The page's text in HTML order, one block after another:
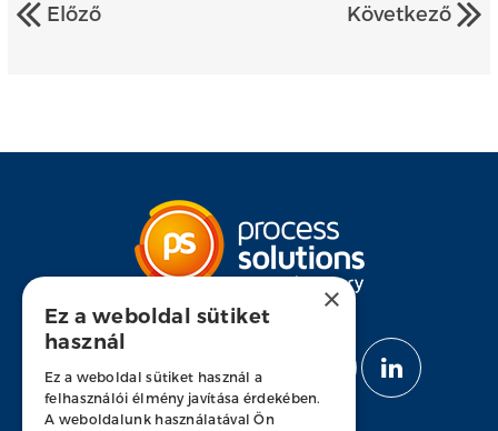
Előző Következő
KÖVESS MINKET
×
Ez a weboldal sütiket
használ
Ez a weboldal sütiket használ a
felhasználói élmény javítása érdekében.
A weboldalunk használatával Ön